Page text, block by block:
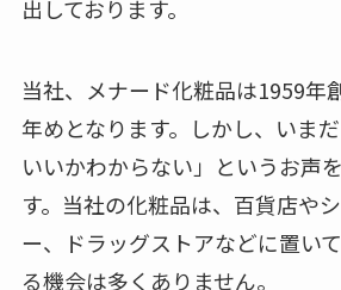
出しております。
当社、メナード化粧品は1959年
年めとなります。しかし、いま
いいかわからない」というお声
す。当社の化粧品は、百貨店や
ー、ドラッグストアなどに置い
る機会は多くありません。